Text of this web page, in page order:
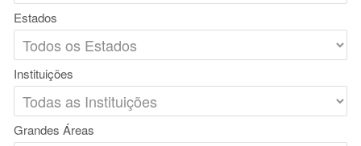
Estados
Instituições
Grandes Áreas